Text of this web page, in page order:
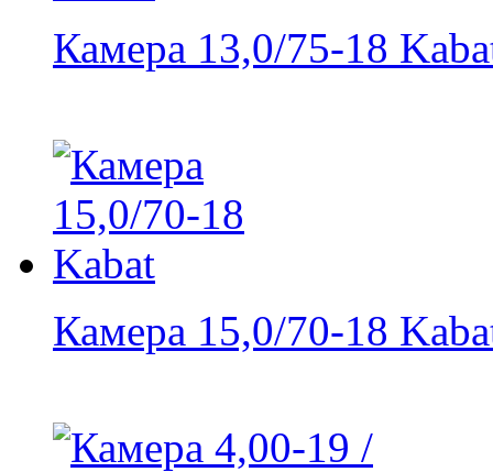
Камера 13,0/75-18
Камера 15,0/70-18